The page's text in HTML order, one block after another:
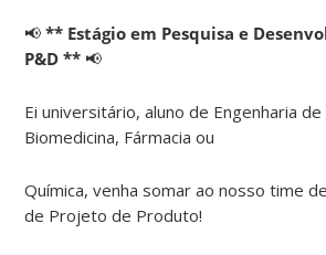
📢 ** Estágio em Pesquisa e
P&D ** 📢
Ei universitário, aluno de Engenharia
Biomedicina, Fármacia ou
Química, venha somar ao nosso time
de Projeto de Produto!